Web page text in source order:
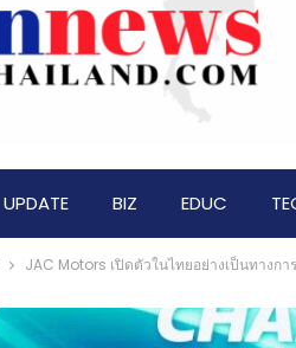
UPDATE BIZ EDUC
JAC Motors เปิดตัวในไทยอย่างเป็นทางก